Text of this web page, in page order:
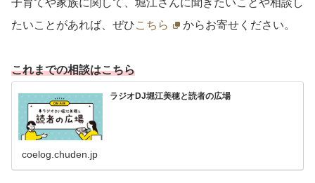
子育てや家族に関して、堀江さんに聞きたいことや相談し
たいことがあれば、ぜひこちら からお寄せください。
これまでの相談はこちら
ラジオDJ堀江美穂と読者の広場
coelog.chuden.jp